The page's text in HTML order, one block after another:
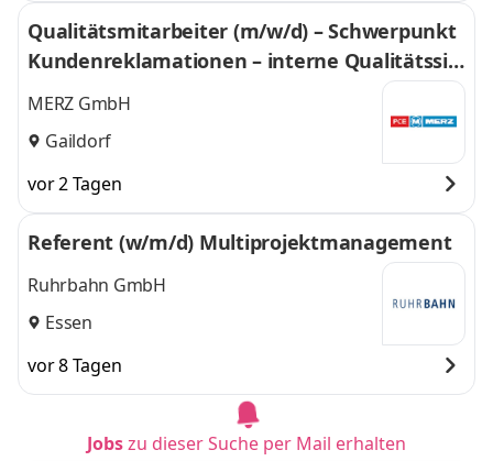
Qualitätsmitarbeiter (m/w/d) – Schwerpunkt
Kundenreklamationen – interne Qualitätssic
herung
MERZ GmbH
Gaildorf
vor 2 Tagen
Referent (w/m/d) Multiprojektmanagement
Ruhrbahn GmbH
Essen
vor 8 Tagen
Jobszu dieser Suche per Mail erhalten